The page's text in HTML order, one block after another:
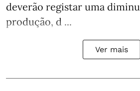
deverão registar uma
produção, d ...
Ver mais